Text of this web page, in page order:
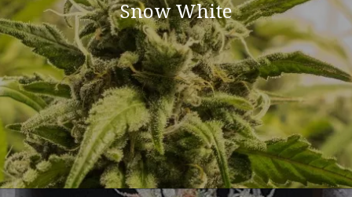
Snow White